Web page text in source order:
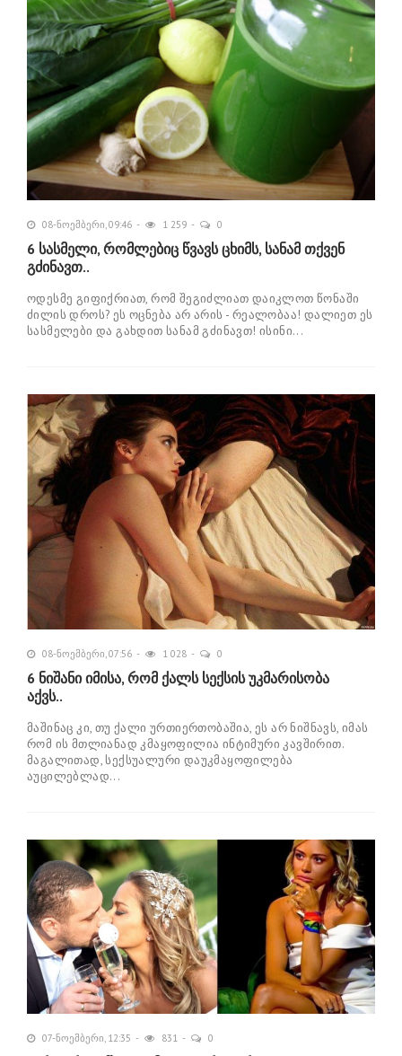
08-ნოემბერი, 09:46 1 259 0
6 სასმელი, რომლებიც წვავს ცხიმს, სანამ თქვენ
გძინავთ..
ოდესმე გიფიქრიათ, რომ შეგიძლიათ დაიკლოთ წონაში
ძილის დროს? ეს ოცნება არ არის - რეალობაა! დალიეთ ეს
სასმელები და გახდით სანამ გძინავთ! ისინი...
08-ნოემბერი, 07:56 1 028 0
6 ნიშანი იმისა, რომ ქალს სექსის უკმარისობა
აქვს..
მაშინაც კი, თუ ქალი ურთიერთობაშია, ეს არ ნიშნავს, იმას
რომ ის მთლიანად კმაყოფილია ინტიმური კავშირით.
მაგალითად, სექსუალური დაუკმაყოფილება
აუცილებლად...
07-ნოემბერი, 12:35 831 0